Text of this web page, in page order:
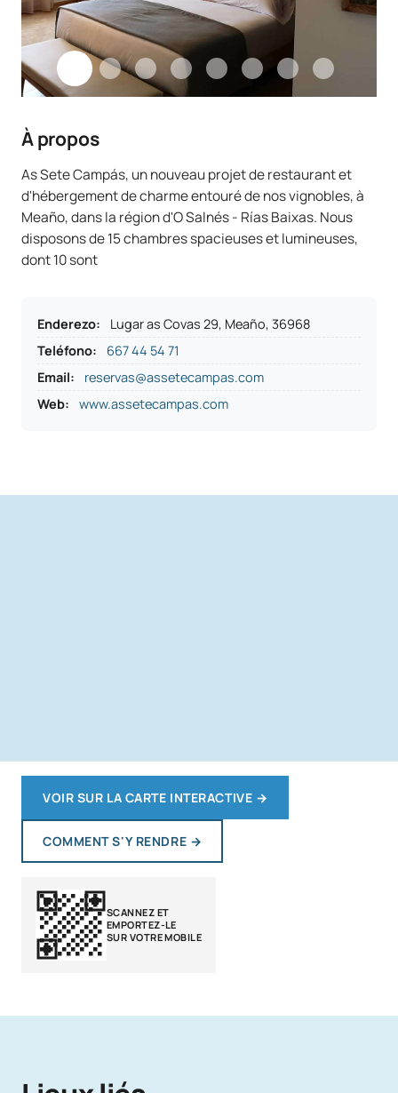
À propos
As Sete Campás, un nouveau projet de restaurant et
d'hébergement de charme entouré de nos vignobles, à
Meaño, dans la région d'O Salnés - Rías Baixas. Nous
disposons de 15 chambres spacieuses et lumineuses,
dont 10 sont
Enderezo:
Lugar as Covas 29, Meaño, 36968
Teléfono:
667 44 54 71
Email:
reservas@assetecampas.com
Web:
www.assetecampas.com
VOIR SUR LA CARTE INTERACTIVE →
COMMENT S'Y RENDRE →
SCANNEZ ET
EMPORTEZ-LE
SUR VOTRE MOBILE